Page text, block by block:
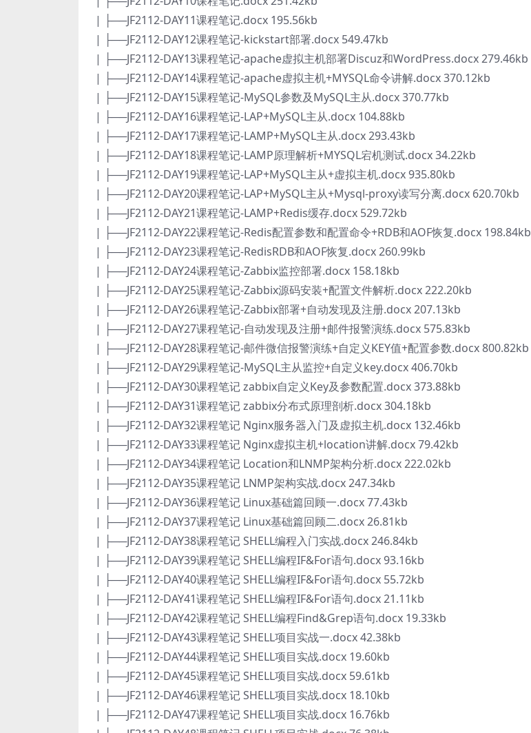
| ├──JF2112-DAY11课程笔记.docx 195.56kb
| ├──JF2112-DAY12课程笔记-kickstart部署.docx 549.47kb
| ├──JF2112-DAY13课程笔记-apache虚拟主机部署Discuz和WordPress.docx 279.46kb
| ├──JF2112-DAY14课程笔记-apache虚拟主机+MYSQL命令讲解.docx 370.12kb
| ├──JF2112-DAY15课程笔记-MySQL参数及MySQL主从.docx 370.77kb
| ├──JF2112-DAY16课程笔记-LAP+MySQL主从.docx 104.88kb
| ├──JF2112-DAY17课程笔记-LAMP+MySQL主从.docx 293.43kb
| ├──JF2112-DAY18课程笔记-LAMP原理解析+MYSQL宕机测试.docx 34.22kb
| ├──JF2112-DAY19课程笔记-LAP+MySQL主从+虚拟主机.docx 935.80kb
| ├──JF2112-DAY20课程笔记-LAP+MySQL主从+Mysql-proxy读写分离.docx 620.70kb
| ├──JF2112-DAY21课程笔记-LAMP+Redis缓存.docx 529.72kb
| ├──JF2112-DAY22课程笔记-Redis配置参数和配置命令+RDB和AOF恢复.docx 198.84kb
| ├──JF2112-DAY23课程笔记-RedisRDB和AOF恢复.docx 260.99kb
| ├──JF2112-DAY24课程笔记-Zabbix监控部署.docx 158.18kb
| ├──JF2112-DAY25课程笔记-Zabbix源码安装+配置文件解析.docx 222.20kb
| ├──JF2112-DAY26课程笔记-Zabbix部署+自动发现及注册.docx 207.13kb
| ├──JF2112-DAY27课程笔记-自动发现及注册+邮件报警演练.docx 575.83kb
| ├──JF2112-DAY28课程笔记-邮件微信报警演练+自定义KEY值+配置参数.docx 800.82kb
| ├──JF2112-DAY29课程笔记-MySQL主从监控+自定义key.docx 406.70kb
| ├──JF2112-DAY30课程笔记 zabbix自定义Key及参数配置.docx 373.88kb
| ├──JF2112-DAY31课程笔记 zabbix分布式原理剖析.docx 304.18kb
| ├──JF2112-DAY32课程笔记 Nginx服务器入门及虚拟主机.docx 132.46kb
| ├──JF2112-DAY33课程笔记 Nginx虚拟主机+location讲解.docx 79.42kb
| ├──JF2112-DAY34课程笔记 Location和LNMP架构分析.docx 222.02kb
| ├──JF2112-DAY35课程笔记 LNMP架构实战.docx 247.34kb
| ├──JF2112-DAY36课程笔记 Linux基础篇回顾一.docx 77.43kb
| ├──JF2112-DAY37课程笔记 Linux基础篇回顾二.docx 26.81kb
| ├──JF2112-DAY38课程笔记 SHELL编程入门实战.docx 246.84kb
| ├──JF2112-DAY39课程笔记 SHELL编程IF&For语句.docx 93.16kb
| ├──JF2112-DAY40课程笔记 SHELL编程IF&For语句.docx 55.72kb
| ├──JF2112-DAY41课程笔记 SHELL编程IF&For语句.docx 21.11kb
| ├──JF2112-DAY42课程笔记 SHELL编程Find&Grep语句.docx 19.33kb
| ├──JF2112-DAY43课程笔记 SHELL项目实战一.docx 42.38kb
| ├──JF2112-DAY44课程笔记 SHELL项目实战.docx 19.60kb
| ├──JF2112-DAY45课程笔记 SHELL项目实战.docx 59.61kb
| ├──JF2112-DAY46课程笔记 SHELL项目实战.docx 18.10kb
| ├──JF2112-DAY47课程笔记 SHELL项目实战.docx 16.76kb